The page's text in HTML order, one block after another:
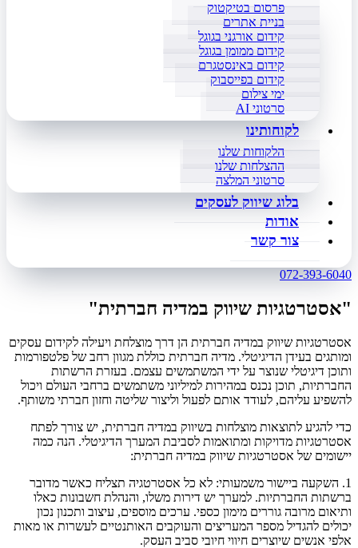
פרסום בטיקטוק
בניית אתרים
קידום אורגני בגוגל
קידום ממומן בגוגל
קידום באינסטגרם
קידום בפייסבוק
ימי צילום
סרטוני AI
לקוחותינו
הלקוחות שלנו
ההצלחות שלנו
סרטוני המלצה
בלוג שיווק לעסקים
אודות
צור קשר
072-393-6040
"אסטרטגיות שיווק במדיה חברתית"
אסטרטגיות שיווק במדיה חברתית הן דרך מוצלחת ויעילה לקידום עסקים
ומותגים בעידן הדיגיטלי. מדיה חברתית כוללת מגוון רחב של פלטפורמות
ותוכן דיגיטלי שנוצר על ידי המשתמשים עצמם. בעזרת הרשתות
החברתיות, תוכן נכנס במהירות למיליוני משתמשים ברחבי העולם ויכול
להשפיע עליהם, לעודד אותם לפעול וליצור שליטה וחזון חברתי משותף.
כדי להגיע לתוצאות מוצלחות בשיווק במדיה חברתית, יש צורך לפתח
אסטרטגיות מדויקות ומתואמות לסביבת המערך הדיגיטלי. הנה כמה
יישומים של אסטרטגיות שיווק במדיה חברתית:
1. השקעה ביישור משמעותי: לא כל אסטרטגיה תצליח כאשר מדובר
ברשתות החברתיות. למערך יש דירות משלו, והנהלת חשבונות כאלו
ותיאום מרובה גוררים מימון כספי. ערכים מוספים, עיצוב ותכנון נכון
יכולים להגדיל מספר המעריצים והעוקבים האותנטיים לעשרות או מאות
אלפי אנשים שיוצרים חיווי חיובי סביב העסק.